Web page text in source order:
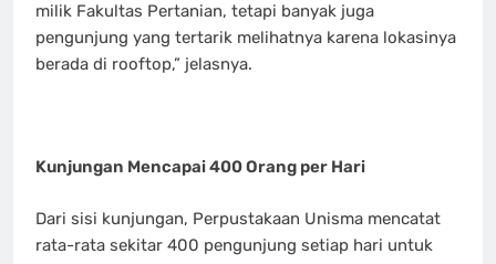
milik Fakultas Pertanian, tetapi banyak juga
pengunjung yang tertarik melihatnya karena lokasinya
berada di rooftop,” jelasnya.
Kunjungan Mencapai 400 Orang per Hari
Dari sisi kunjungan, Perpustakaan Unisma mencatat
rata-rata sekitar 400 pengunjung setiap hari untuk